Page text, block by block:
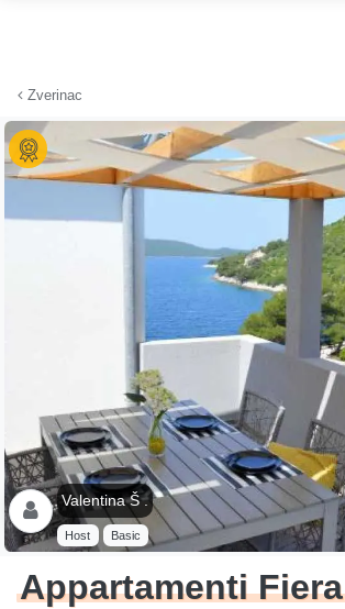
Zverinac
Valentina Š .
Host Basic
Appartamenti Fiera